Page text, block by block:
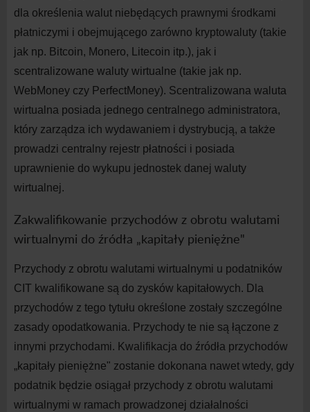
dla określenia walut niebędących prawnymi środkami
płatniczymi i obejmującego zarówno kryptowaluty (takie
jak np. Bitcoin, Monero, Litecoin itp.), jak i
scentralizowane waluty wirtualne (takie jak np.
WebMoney czy PerfectMoney). Scentralizowana waluta
wirtualna posiada jednego centralnego administratora,
który zarządza ich wydawaniem i dystrybucją, a także
prowadzi centralny rejestr płatności i posiada
uprawnienie do wykupu jednostek danej waluty
wirtualnej.
Zakwalifikowanie przychodów z obrotu walutami
wirtualnymi do źródła „kapitały pieniężne"
Przychody z obrotu walutami wirtualnymi u podatników
CIT kwalifikowane są do zysków kapitałowych. Dla
przychodów z tego tytułu określone zostały szczególne
zasady opodatkowania. Przychody te nie są łączone z
innymi przychodami. Kwalifikacja do źródła przychodów
„kapitały pieniężne" zostanie dokonana nawet wtedy, gdy
podatnik będzie osiągał przychody z obrotu walutami
wirtualnymi w ramach prowadzonej działalności